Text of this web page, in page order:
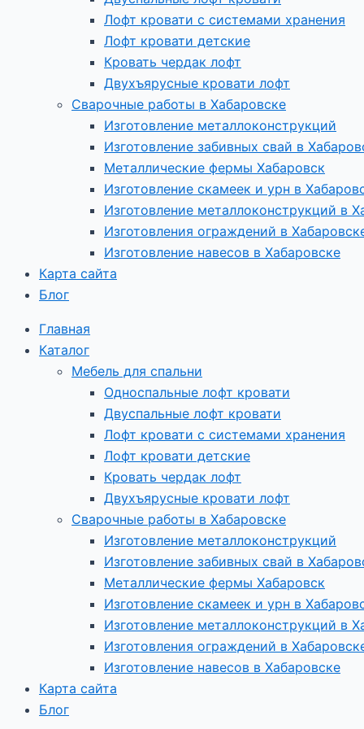
Лофт кровати с системами хранения
Лофт кровати детские
Кровать чердак лофт
Двухъярусные кровати лофт
Сварочные работы в Хабаровске
Изготовление металлоконструкций
Изготовление забивных свай в
Металлические фермы Хабаровск
Изготовление скамеек и урн в
Изготовление металлоконструкций в
Изготовления ограждений в
Изготовление навесов в Хабаровске
Карта сайта
Блог
Главная
Каталог
Мебель для спальни
Односпальные лофт кровати
Двуспальные лофт кровати
Лофт кровати с системами хранения
Лофт кровати детские
Кровать чердак лофт
Двухъярусные кровати лофт
Сварочные работы в Хабаровске
Изготовление металлоконструкций
Изготовление забивных свай в
Металлические фермы Хабаровск
Изготовление скамеек и урн в
Изготовление металлоконструкций в
Изготовления ограждений в
Изготовление навесов в Хабаровске
Карта сайта
Блог